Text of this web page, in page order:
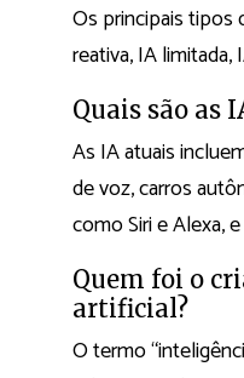
Os principais tipos
reativa, IA limitada,
Quais são as
As IA atuais
de voz, carros
como Siri e Alexa,
Quem foi o
artificial?
O termo